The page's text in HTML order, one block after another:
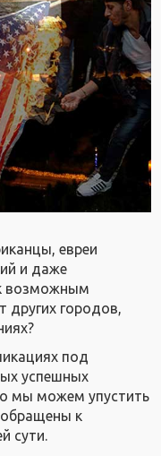
евреи
и даже
возможным
других городов,
под
успешных
мы можем упустить
обращены к
сути.